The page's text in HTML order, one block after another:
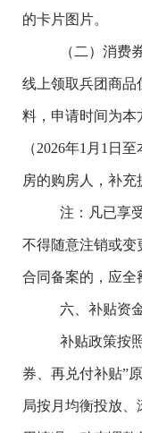
的卡片图片。
（二）消费
线上领取兵团商品
料，申请时间为本
（2026年1 月 1 日至
房的购房人，补充
注：凡已享
不得随意注销或变
合同备案的，应全
六、补贴资
补贴政策按
券、再兑付补贴”
局按月均衡投放